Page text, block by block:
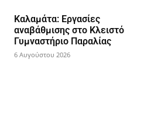
Καλαμάτα: Εργασίες
αναβάθμισης στο Κλειστό
Γυμναστήριο Παραλίας
6 Αυγούστου 2026